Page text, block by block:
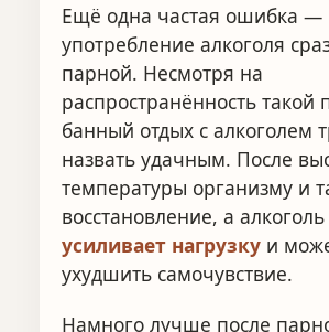
Ещё одна частая ошибка —
употребление алкоголя
парной. Несмотря на
распространённость такой
банный отдых с алкоголем
назвать удачным. После
температуры организму и
восстановление, а
усиливает нагрузку и
ухудшить самочувствие.
Намного лучше после